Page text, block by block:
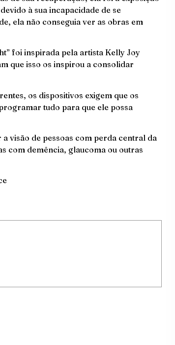
à sua incapacidade de se
ela não conseguia ver as obras em
foi inspirada pela artista Kelly Joy
que isso os inspirou a consolidar
os dispositivos exigem que os
tudo para que ele possa
visão de pessoas com perda central da
com demência, glaucoma ou outras